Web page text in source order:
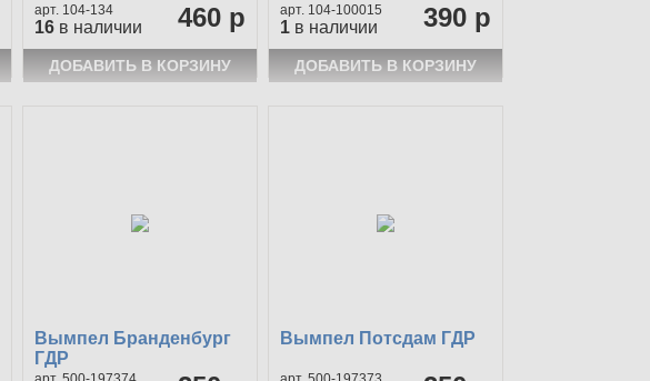
460 р
104-134
16 в наличии 390 р
104-100015
1 в наличии
Вымпел Бранденбург
ГДР
Вымпел Потсдам ГДР